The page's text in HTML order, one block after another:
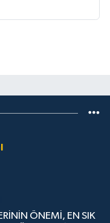
ÖNEMİ, EN SIK